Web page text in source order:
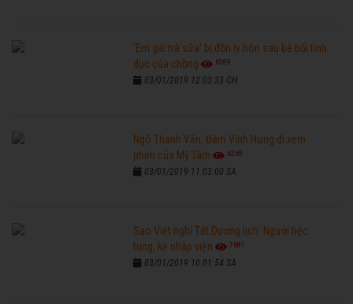
'Em gái trà sữa' bị đồn ly hôn sau bê bối tình
dục của chồng
6589
03/01/2019 12:03:33 CH
Ngô Thanh Vân, Đàm Vĩnh Hưng đi xem
phim của Mỹ Tâm
6269
03/01/2019 11:03:00 SA
Sao Việt nghỉ Tết Dương lịch: Người tiệc
tùng, kẻ nhập viện
7681
03/01/2019 10:01:54 SA